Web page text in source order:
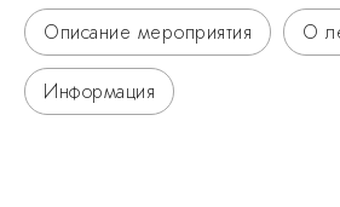
Описание мероприятия О
Информация